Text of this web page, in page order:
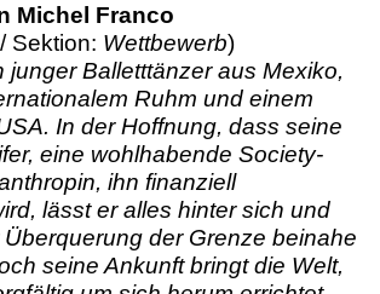
Michel Franco
Sektion: Wettbewerb)
junger Balletttänzer aus Mexiko,
Ruhm und einem
In der Hoffnung, dass seine
eine wohlhabende Society-
ihn finanziell
lässt er alles hinter sich und
der Grenze beinahe
seine Ankunft bringt die Welt,